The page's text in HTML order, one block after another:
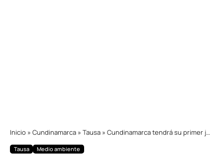
Inicio » Cundinamarca » Tausa » Cundinamarca tendrá su primer jardín botánico de páramo: 209 hectáreas y 21 especies de frailejones en Tausa
Tausa Medio ambiente